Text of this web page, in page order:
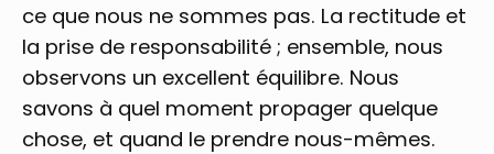
ce que nous ne sommes pas. La rectitude et
la prise de responsabilité ; ensemble, nous
observons un excellent équilibre. Nous
savons à quel moment propager quelque
chose, et quand le prendre nous-mêmes.